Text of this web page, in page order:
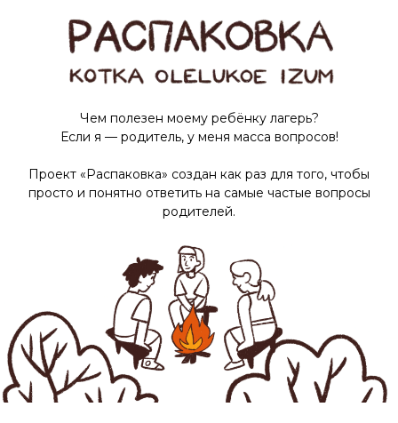
Чем полезен моему ребёнку лагерь?
Если я — родитель, у меня масса вопросов!
Проект «Распаковка» создан как раз для того, чтобы
просто и понятно ответить на самые частые вопросы
родителей.